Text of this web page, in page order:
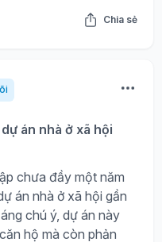
Chia sẻ
án nhà ở xã hội
chưa đầy một năm
án nhà ở xã hội gần
chú ý, dự án này
hộ mà còn phản